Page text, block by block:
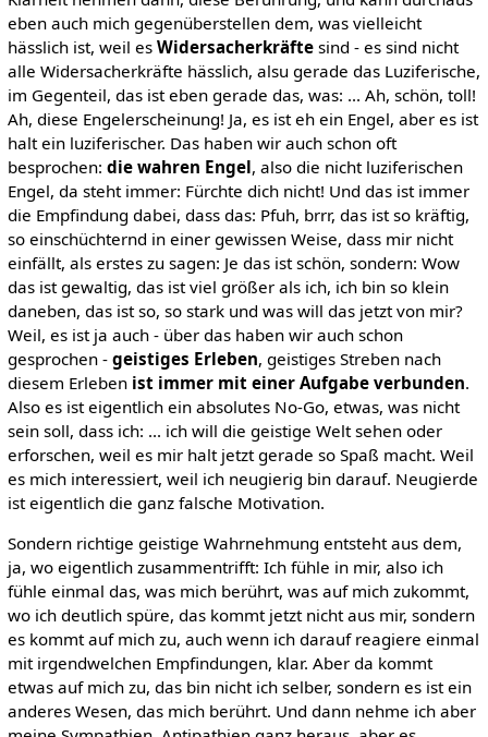
eben auch mich gegenüberstellen dem, was vielleicht
hässlich ist, weil es Widersacherkräftesind - es sind nicht
alle Widersacherkräfte hässlich, alsu gerade das Luziferische,
im Gegenteil, das ist eben gerade das, was: ... Ah, schön, toll!
Ah, diese Engelerscheinung! Ja, es ist eh ein Engel, aber es ist
halt ein luziferischer. Das haben wir auch schon oft
besprochen: die wahren Engel, also die nicht luziferischen
Engel, da steht immer: Fürchte dich nicht! Und das ist immer
die Empfindung dabei, dass das: Pfuh, brrr, das ist so kräftig,
so einschüchternd in einer gewissen Weise, dass mir nicht
einfällt, als erstes zu sagen: Je das ist schön, sondern: Wow
das ist gewaltig, das ist viel größer als ich, ich bin so klein
daneben, das ist so, so stark und was will das jetzt von mir?
Weil, es ist ja auch - über das haben wir auch schon
gesprochen - geistiges Erleben, geistiges Streben nach
diesem Erleben ist immer mit einer Aufgabe verbunden.
Also es ist eigentlich ein absolutes No-Go, etwas, was nicht
sein soll, dass ich: ... ich will die geistige Welt sehen oder
erforschen, weil es mir halt jetzt gerade so Spaß macht. Weil
es mich interessiert, weil ich neugierig bin darauf. Neugierde
ist eigentlich die ganz falsche Motivation.
Sondern richtige geistige Wahrnehmung entsteht aus dem,
ja, wo eigentlich zusammentrifft: Ich fühle in mir, also ich
fühle einmal das, was mich berührt, was auf mich zukommt,
wo ich deutlich spüre, das kommt jetzt nicht aus mir, sondern
es kommt auf mich zu, auch wenn ich darauf reagiere einmal
mit irgendwelchen Empfindungen, klar. Aber da kommt
etwas auf mich zu, das bin nicht ich selber, sondern es ist ein
anderes Wesen, das mich berührt. Und dann nehme ich aber